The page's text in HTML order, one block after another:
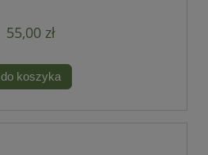
55,00 zł
do koszyka